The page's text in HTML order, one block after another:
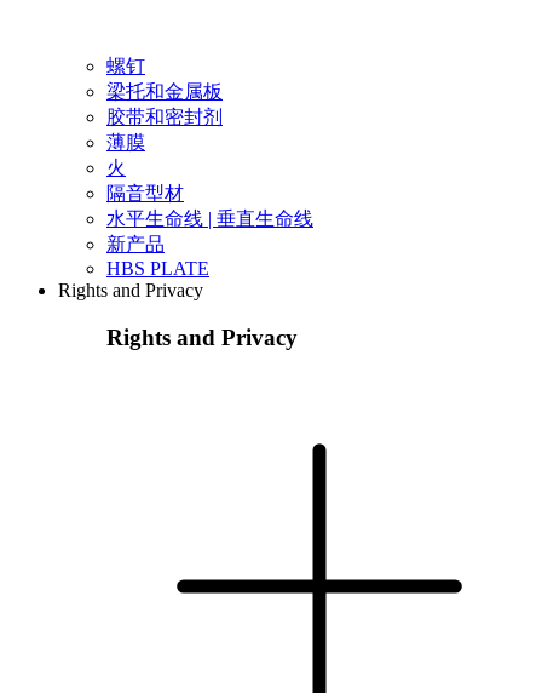
螺钉
梁托和金属板
胶带和密封剂
薄膜
火
隔音型材
水平生命线 | 垂直生命线
新产品
HBS PLATE
Rights and Privacy
Rights and Privacy